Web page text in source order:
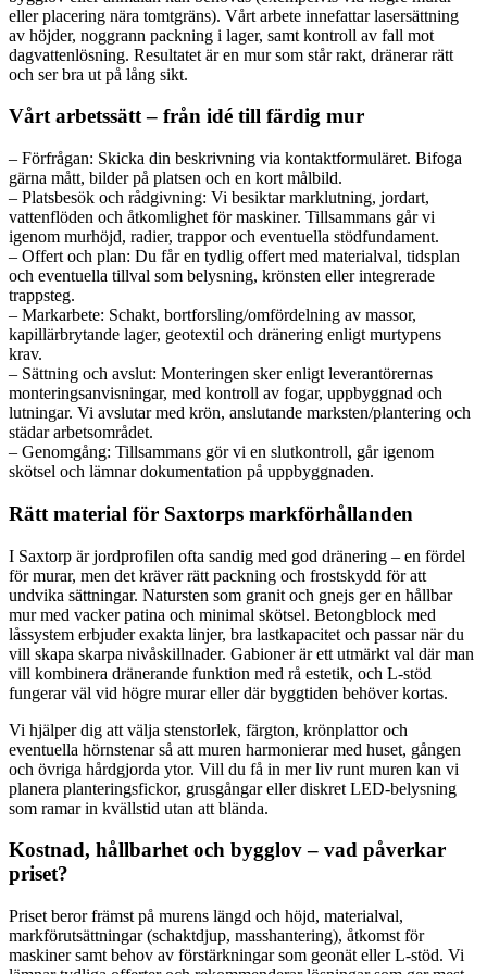
eller placering nära tomtgräns). Vårt arbete innefattar lasersättning
av höjder, noggrann packning i lager, samt kontroll av fall mot
dagvattenlösning. Resultatet är en mur som står rakt, dränerar rätt
och ser bra ut på lång sikt.
Vårt arbetssätt – från idé till färdig mur
– Förfrågan: Skicka din beskrivning via kontaktformuläret. Bifoga
gärna mått, bilder på platsen och en kort målbild.
– Platsbesök och rådgivning: Vi besiktar marklutning, jordart,
vattenflöden och åtkomlighet för maskiner. Tillsammans går vi
igenom murhöjd, radier, trappor och eventuella stödfundament.
– Offert och plan: Du får en tydlig offert med materialval, tidsplan
och eventuella tillval som belysning, krönsten eller integrerade
trappsteg.
– Markarbete: Schakt, bortforsling/omfördelning av massor,
kapillärbrytande lager, geotextil och dränering enligt murtypens
krav.
– Sättning och avslut: Monteringen sker enligt leverantörernas
monteringsanvisningar, med kontroll av fogar, uppbyggnad och
lutningar. Vi avslutar med krön, anslutande marksten/plantering och
städar arbetsområdet.
– Genomgång: Tillsammans gör vi en slutkontroll, går igenom
skötsel och lämnar dokumentation på uppbyggnaden.
Rätt material för Saxtorps markförhållanden
I Saxtorp är jordprofilen ofta sandig med god dränering – en fördel
för murar, men det kräver rätt packning och frostskydd för att
undvika sättningar. Natursten som granit och gnejs ger en hållbar
mur med vacker patina och minimal skötsel. Betongblock med
låssystem erbjuder exakta linjer, bra lastkapacitet och passar när du
vill skapa skarpa nivåskillnader. Gabioner är ett utmärkt val där man
vill kombinera dränerande funktion med rå estetik, och L-stöd
fungerar väl vid högre murar eller där byggtiden behöver kortas.
Vi hjälper dig att välja stenstorlek, färgton, krönplattor och
eventuella hörnstenar så att muren harmonierar med huset, gången
och övriga hårdgjorda ytor. Vill du få in mer liv runt muren kan vi
planera planteringsfickor, grusgångar eller diskret LED-belysning
som ramar in kvällstid utan att blända.
Kostnad, hållbarhet och bygglov – vad påverkar
priset?
Priset beror främst på murens längd och höjd, materialval,
markförutsättningar (schaktdjup, masshantering), åtkomst för
maskiner samt behov av förstärkningar som geonät eller L-stöd. Vi